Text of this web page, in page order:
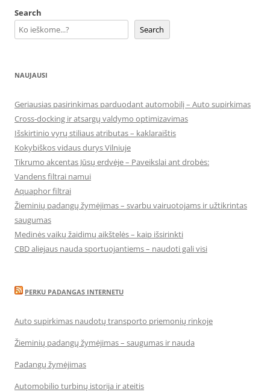
Search
Search
NAUJAUSI
Geriausias pasirinkimas parduodant automobilį – Auto supirkimas
Cross-docking ir atsargų valdymo optimizavimas
Išskirtinio vyrų stiliaus atributas – kaklaraištis
Kokybiškos vidaus durys Vilniuje
Tikrumo akcentas Jūsų erdvėje – Paveikslai ant drobės:
Vandens filtrai namui
Aquaphor filtrai
Žieminių padangų žymėjimas – svarbu vairuotojams ir užtikrintas
saugumas
Medinės vaikų žaidimų aikštelės – kaip išsirinkti
CBD aliejaus nauda sportuojantiems – naudoti gali visi
PERKU PADANGAS INTERNETU
Auto supirkimas naudotų transporto priemonių rinkoje
Žieminių padangų žymėjimas – saugumas ir nauda
Padangų žymėjimas
Automobilio turbinų istorija ir ateitis